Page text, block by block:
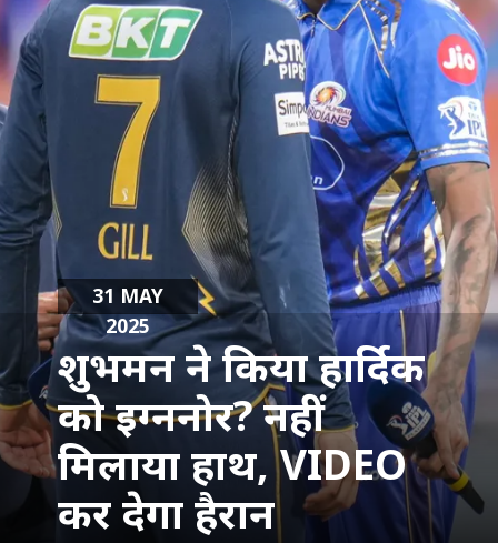
शुभमन ने किया हार्द‍िक
को इग्ननोर? नहीं
मिलाया हाथ, VIDEO
कर देगा हैरान
31 MAY
2025